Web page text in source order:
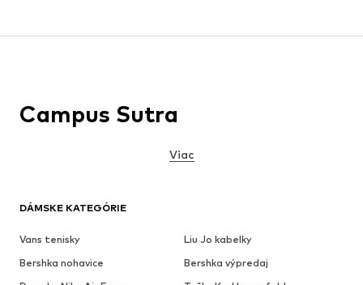
DÁMSKE KATEGÓRIE
Vans tenisky
Liu Jo kabelky
Bershka nohavice
Bershka výpredaj
Campus Sutra
Viac